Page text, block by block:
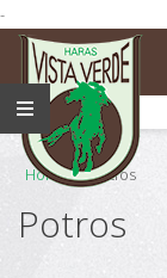
-
Home > Potros
Potros